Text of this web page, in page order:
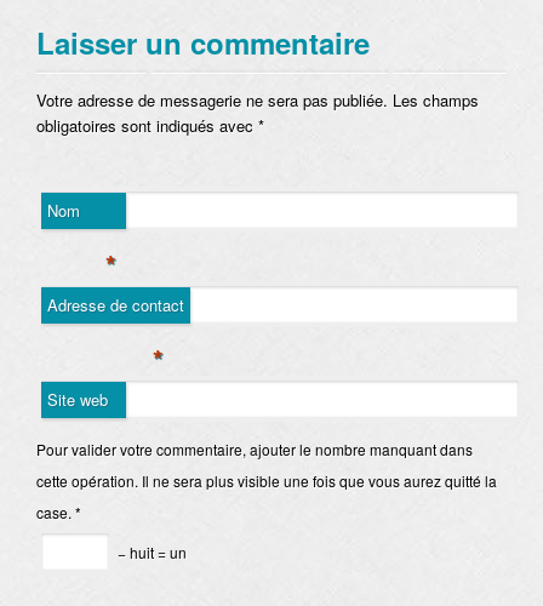
Laisser un commentaire
Votre adresse de messagerie ne sera pas publiée. Les champs
obligatoires sont indiqués avec *
Nom
*
Adresse de contact
*
Site web
Pour valider votre commentaire, ajouter le nombre manquant dans
cette opération. Il ne sera plus visible une fois que vous aurez quitté la
case. *
− huit = un